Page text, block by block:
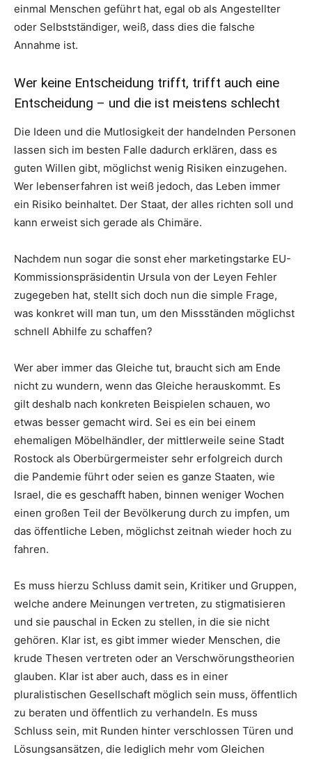
einmal Menschen geführt hat, egal ob als Angestellter
oder Selbstständiger, weiß, dass dies die falsche
Annahme ist.
Wer keine Entscheidung trifft, trifft auch eine
Entscheidung – und die ist meistens schlecht
Die Ideen und die Mutlosigkeit der handelnden Personen
lassen sich im besten Falle dadurch erklären, dass es
guten Willen gibt, möglichst wenig Risiken einzugehen.
Wer lebenserfahren ist weiß jedoch, das Leben immer
ein Risiko beinhaltet. Der Staat, der alles richten soll und
kann erweist sich gerade als Chimäre.
Nachdem nun sogar die sonst eher marketingstarke EU-
Kommissionspräsidentin Ursula von der Leyen Fehler
zugegeben hat, stellt sich doch nun die simple Frage,
was konkret will man tun, um den Missständen möglichst
schnell Abhilfe zu schaffen?
Wer aber immer das Gleiche tut, braucht sich am Ende
nicht zu wundern, wenn das Gleiche herauskommt. Es
gilt deshalb nach konkreten Beispielen schauen, wo
etwas besser gemacht wird. Sei es ein bei einem
ehemaligen Möbelhändler, der mittlerweile seine Stadt
Rostock als Oberbürgermeister sehr erfolgreich durch
die Pandemie führt oder seien es ganze Staaten, wie
Israel, die es geschafft haben, binnen weniger Wochen
einen großen Teil der Bevölkerung durch zu impfen, um
das öffentliche Leben, möglichst zeitnah wieder hoch zu
fahren.
Es muss hierzu Schluss damit sein, Kritiker und Gruppen,
welche andere Meinungen vertreten, zu stigmatisieren
und sie pauschal in Ecken zu stellen, in die sie nicht
gehören. Klar ist, es gibt immer wieder Menschen, die
krude Thesen vertreten oder an Verschwörungstheorien
glauben. Klar ist aber auch, dass es in einer
pluralistischen Gesellschaft möglich sein muss, öffentlich
zu beraten und öffentlich zu verhandeln. Es muss
Schluss sein, mit Runden hinter verschlossen Türen und
Lösungsansätzen, die lediglich mehr vom Gleichen